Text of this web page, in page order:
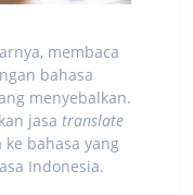
membaca
bahasa
menyebalkan.
jasa translate
bahasa yang
Indonesia.